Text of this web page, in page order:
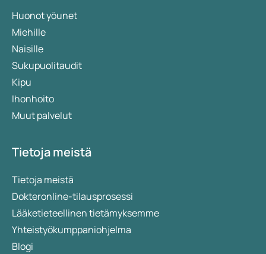
Huonot yöunet
Miehille
Naisille
Sukupuolitaudit
Kipu
Ihonhoito
Muut palvelut
Tietoja meistä
Tietoja meistä
Dokteronline-tilausprosessi
Lääketieteellinen tietämyksemme
Yhteistyökumppaniohjelma
Blogi